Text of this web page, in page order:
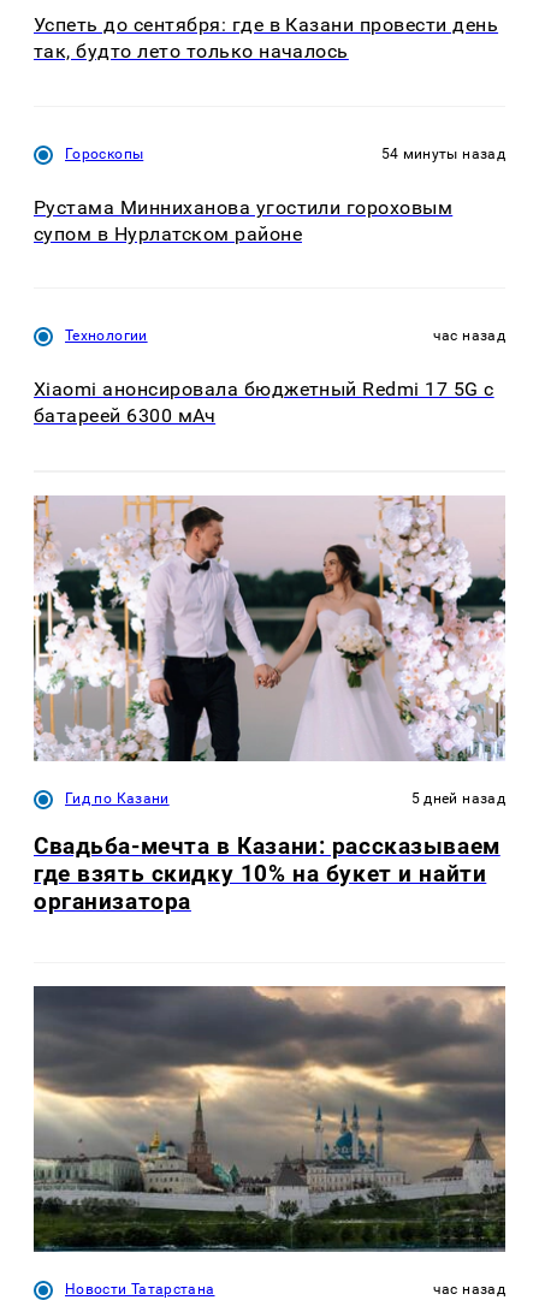
Успеть до сентября: где в Казани провести день
так, будто лето только началось
Гороскопы 54 минуты назад
Рустама Минниханова угостили гороховым
супом в Нурлатском районе
Технологии час назад
Xiaomi анонсировала бюджетный Redmi 17 5G с
батареей 6300 мАч
Гид по Казани 5 дней назад
Свадьба-мечта в Казани: рассказываем
где взять скидку 10% на букет и найти
организатора
Новости Татарстана час назад